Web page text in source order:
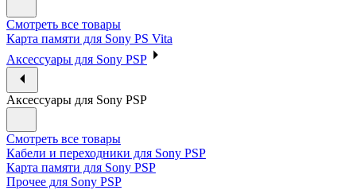
Смотреть все товары
Карта памяти для Sony PS Vita
Аксессуары для Sony PSP
Аксессуары для Sony PSP
Смотреть все товары
Кабели и переходники для Sony PSP
Карта памяти для Sony PSP
Прочее для Sony PSP